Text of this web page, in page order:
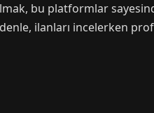
bu platformlar
ilanları incelerken